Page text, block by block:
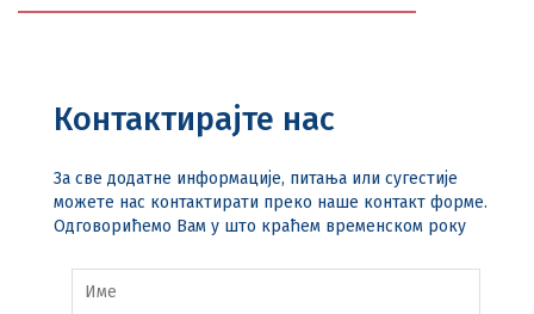
Контактирајте нас
За све додатне информације, питања или сугестије
можете нас контактирати преко наше контакт форме.
Одговорићемо Вам у што краћем временском року